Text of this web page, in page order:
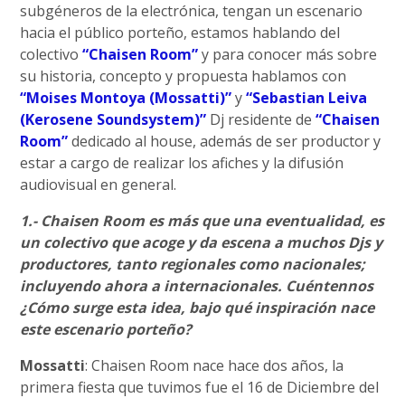
subgéneros de la electrónica, tengan un escenario
hacia el público porteño, estamos hablando del
colectivo“Chaisen Room”y para conocer más sobre
su historia, concepto y propuesta hablamos con
“Moises Montoya (Mossatti)”y“Sebastian Leiva
(Kerosene Soundsystem)” Dj residente de“Chaisen
Room”dedicado al house, además de ser productor y
estar a cargo de realizar los afiches y la difusión
audiovisual en general.
1.- Chaisen Room es más que una eventualidad, es
un colectivo que acoge y da escena a muchos Djs y
productores, tanto regionales como nacionales;
incluyendo ahora a internacionales. Cuéntennos
¿Cómo surge esta idea, bajo qué inspiración nace
este escenario porteño?
Mossatti: Chaisen Room nace hace dos años, la
primera fiesta que tuvimos fue el 16 de Diciembre del